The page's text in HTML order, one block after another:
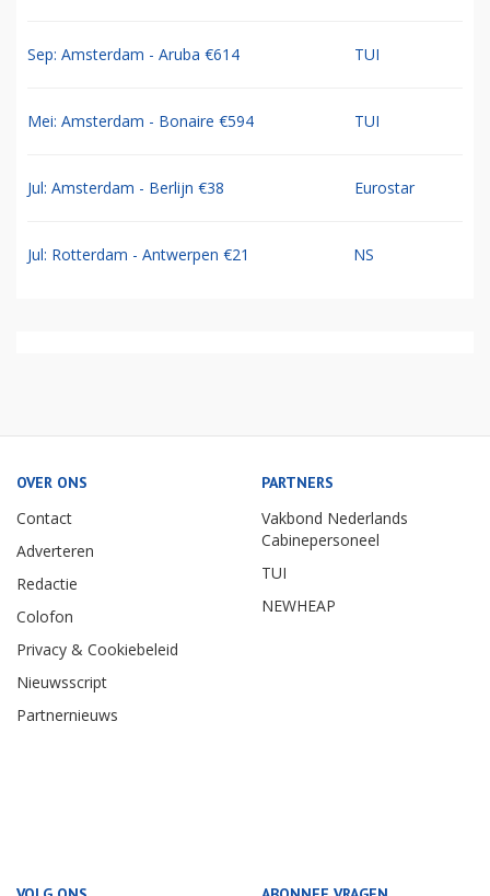
Sep: Amsterdam - Aruba €614 TUI
Mei: Amsterdam - Bonaire €594 TUI
Jul: Amsterdam - Berlijn €38 Eurostar
Jul: Rotterdam - Antwerpen €21 NS
OVER ONS
Contact
Adverteren
Redactie
Colofon
Privacy & Cookiebeleid
Nieuwsscript
Partnernieuws
PARTNERS
Vakbond Nederlands
Cabinepersoneel
TUI
NEWHEAP